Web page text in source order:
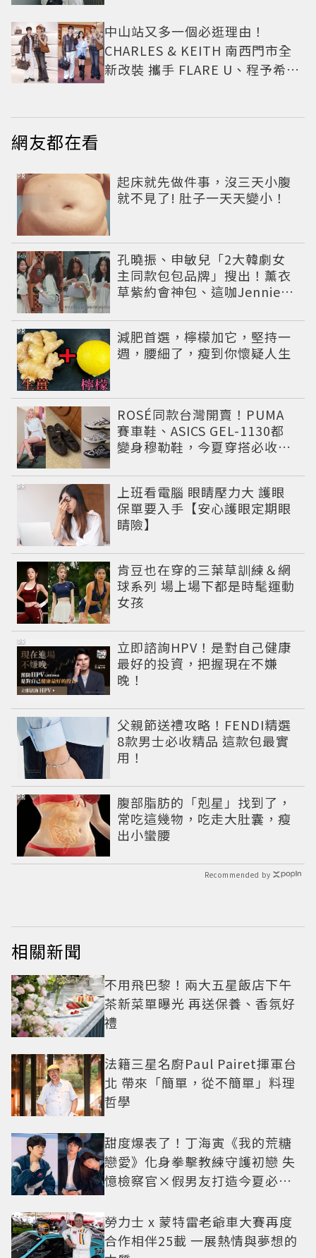
中山站又多一個必逛理由！
CHARLES & KEITH 南西門市全
新改裝 攜手 FLARE U、程予希演
網友都在看
起床就先做件事，沒三天小腹
就不見了! 肚子一天天變小！
PR
孔曉振、申敏兒「2大韓劇女
主同款包包品牌」搜出！薰衣
草紫約會神包、這咖Jennie也
減肥首選，檸檬加它，堅持一
週，腰細了，瘦到你懷疑人生
PR
ROSÉ同款台灣開賣！PUMA
賽車鞋、ASICS GEL-1130都
變身穆勒鞋，今夏穿搭必收一
上班看電腦 眼睛壓力大 護眼
保單要入手【安心護眼定期眼
睛險】
PR
肯豆也在穿的三葉草訓練＆網
球系列 場上場下都是時髦運動
女孩
立即諮詢HPV！是對自己健康
最好的投資，把握現在不嫌
晚！
PR
父親節送禮攻略！FENDI精選
8款男士必收精品 這款包最實
用！
腹部脂肪的「剋星」找到了，
常吃這幾物，吃走大肚囊，瘦
出小蠻腰
PR
Recommended by
相關新聞
不用飛巴黎！兩大五星飯店下午
茶新菜單曝光 再送保養、香氛好
禮
法籍三星名廚Paul Pairet揮軍台
北 帶來「簡單，從不簡單」料理
哲學
甜度爆表了！丁海寅《我的荒糖
戀愛》化身拳擊教練守護初戀 失
憶檢察官×假男友打造今夏必看
勞力士 x 蒙特雷老爺車大賽再度
合作相伴25載 一展熱情與夢想的